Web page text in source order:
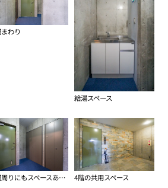
わり
給湯スペース
玄関周りにもスペースあります 4階の共用スペース